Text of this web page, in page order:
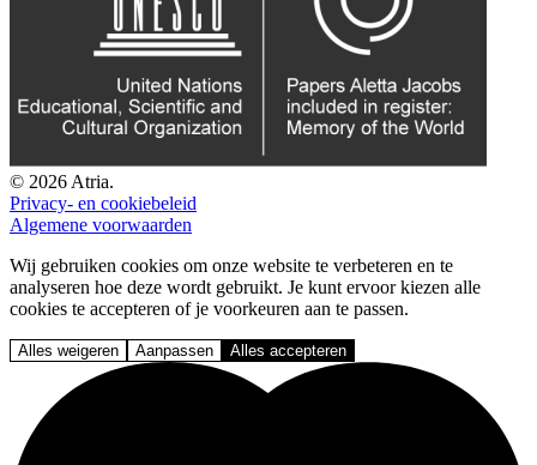
© 2026 Atria.
Privacy- en cookiebeleid
Algemene voorwaarden
Wij gebruiken cookies om onze website te verbeteren en te
analyseren hoe deze wordt gebruikt. Je kunt ervoor kiezen alle
cookies te accepteren of je voorkeuren aan te passen.
Alles weigeren Aanpassen Alles accepteren